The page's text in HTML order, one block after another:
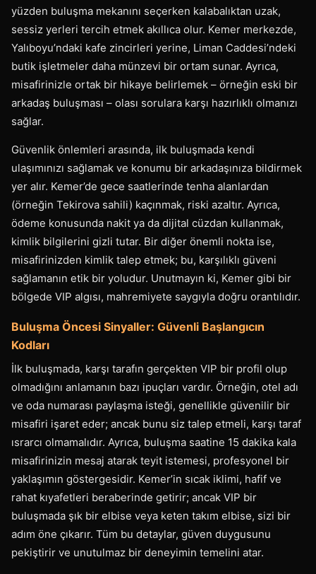
yüzden buluşma mekanını seçerken kalabalıktan uzak,
sessiz yerleri tercih etmek akıllıca olur. Kemer merkezde,
Yalıboyu’ndaki kafe zincirleri yerine, Liman Caddesi’ndeki
butik işletmeler daha münzevi bir ortam sunar. Ayrıca,
misafirinizle ortak bir hikaye belirlemek – örneğin eski bir
arkadaş buluşması – olası sorulara karşı hazırlıklı olmanızı
sağlar.
Güvenlik önlemleri arasında, ilk buluşmada kendi
ulaşımınızı sağlamak ve konumu bir arkadaşınıza bildirmek
yer alır. Kemer’de gece saatlerinde tenha alanlardan
(örneğin Tekirova sahili) kaçınmak, riski azaltır. Ayrıca,
ödeme konusunda nakit ya da dijital cüzdan kullanmak,
kimlik bilgilerini gizli tutar. Bir diğer önemli nokta ise,
misafirinizden kimlik talep etmek; bu, karşılıklı güveni
sağlamanın etik bir yoludur. Unutmayın ki, Kemer gibi bir
bölgede VIP algısı, mahremiyete saygıyla doğru orantılıdır.
Buluşma Öncesi Sinyaller: Güvenli Başlangıcın
Kodları
İlk buluşmada, karşı tarafın gerçekten VIP bir profil olup
olmadığını anlamanın bazı ipuçları vardır. Örneğin, otel adı
ve oda numarası paylaşma isteği, genellikle güvenilir bir
misafiri işaret eder; ancak bunu siz talep etmeli, karşı taraf
ısrarcı olmamalıdır. Ayrıca, buluşma saatine 15 dakika kala
misafirinizin mesaj atarak teyit istemesi, profesyonel bir
yaklaşımın göstergesidir. Kemer’in sıcak iklimi, hafif ve
rahat kıyafetleri beraberinde getirir; ancak VIP bir
buluşmada şık bir elbise veya keten takım elbise, sizi bir
adım öne çıkarır. Tüm bu detaylar, güven duygusunu
pekiştirir ve unutulmaz bir deneyimin temelini atar.